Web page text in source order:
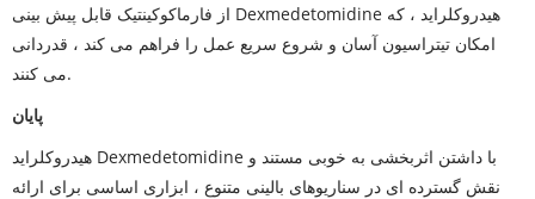
از فارماکوکینتیک قابل پیش بینی Dexmedetomidine هیدروکلراید ، که
امکان تیتراسیون آسان و شروع سریع عمل را فراهم می کند ، قدردانی
می کنند.
پایان
هیدروکلراید Dexmedetomidine با داشتن اثربخشی به خوبی مستند و
نقش گسترده ای در سناریوهای بالینی متنوع ، ابزاری اساسی برای ارائه